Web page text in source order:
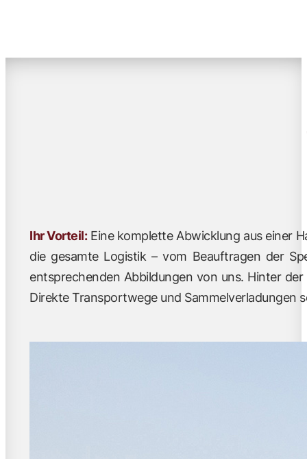
Ihr Vorteil:Eine komplette Abwicklung aus einer
die gesamte Logistik – vom Beauftragen der
entsprechenden Abbildungen von uns. Hinter
Direkte Transportwege und Sammelverladungen